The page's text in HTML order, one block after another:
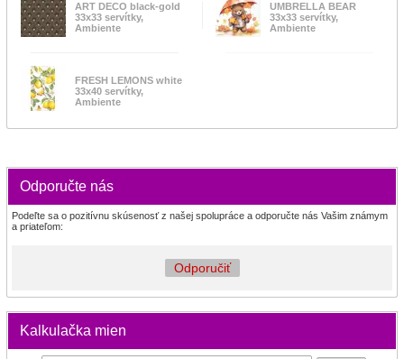
ART DECO black-gold
33x33 servítky,
Ambiente
UMBRELLA BEAR
33x33 servítky,
Ambiente
FRESH LEMONS white
33x40 servítky,
Ambiente
Odporučte nás
Podeľte sa o pozitívnu skúsenosť z našej spolupráce a odporučte nás Vašim známym
a priateľom:
Odporučiť
Kalkulačka mien